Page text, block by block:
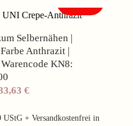
Selbernähen |
Anthrazit |
KN8:
€Aktueller
ist:
UStG + Versandkostenfrei in